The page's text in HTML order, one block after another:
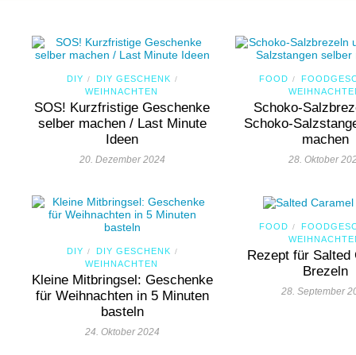
DIY / DIY GESCHENK /
WEIHNACHTEN
SOS! Kurzfristige Geschenke
selber machen / Last Minute
Ideen
20. Dezember 2024
FOOD /
Schoko-
Schoko-
machen
28. Oktober
DIY / DIY GESCHENK /
WEIHNACHTEN
Kleine Mitbringsel: Geschenke
für Weihnachten in 5 Minuten
basteln
24. Oktober 2024
FOOD /
Rezept für Salted
Brezeln
28. September